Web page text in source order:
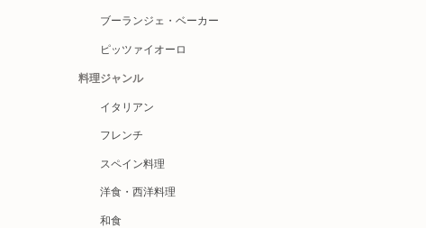
ブーランジェ・ベーカー
ピッツァイオーロ
料理ジャンル
イタリアン
フレンチ
スペイン料理
洋食・西洋料理
和食